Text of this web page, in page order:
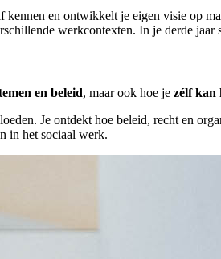
kennen en ontwikkelt je eigen visie op
werkcontexten. In je derde
en beleid, maar ook hoe je zélf kan
Je ontdekt hoe beleid, recht en
in het sociaal werk.